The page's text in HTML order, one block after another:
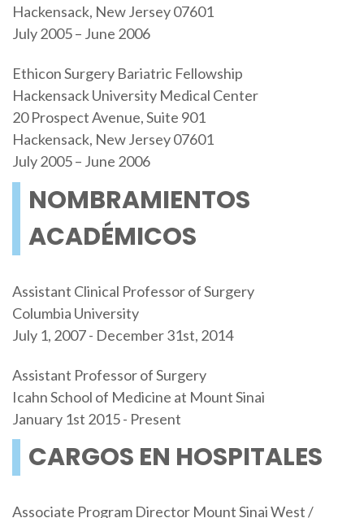
Hackensack, New Jersey 07601
July 2005 – June 2006
Ethicon Surgery Bariatric Fellowship
Hackensack University Medical Center
20 Prospect Avenue, Suite 901
Hackensack, New Jersey 07601
July 2005 – June 2006
NOMBRAMIENTOS
ACADÉMICOS
Assistant Clinical Professor of Surgery
Columbia University
July 1, 2007 - December 31st, 2014
Assistant Professor of Surgery
Icahn School of Medicine at Mount Sinai
January 1st 2015 - Present
CARGOS EN HOSPITALES
Associate Program Director Mount Sinai West /